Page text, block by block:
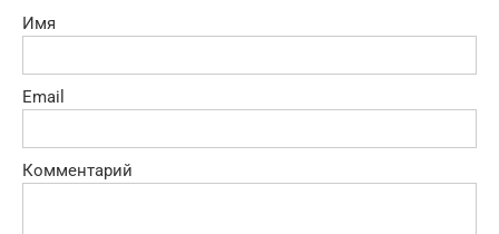
Имя
Email
Комментарий